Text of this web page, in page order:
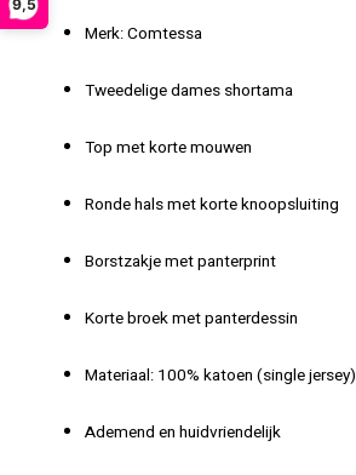
9,5
Merk: Comtessa
Tweedelige dames shortama
Top met korte mouwen
Ronde hals met korte knoopsluiting
Borstzakje met panterprint
Korte broek met panterdessin
Materiaal: 100% katoen (single jersey)
Ademend en huidvriendelijk